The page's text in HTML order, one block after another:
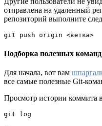
отправлена на удаленный
репозиторий выполните
git push origin <ветка>
Подборка полезных команд
Для начала, вот вам
все самые полезные Git-
Просмотр истории коммита
git log